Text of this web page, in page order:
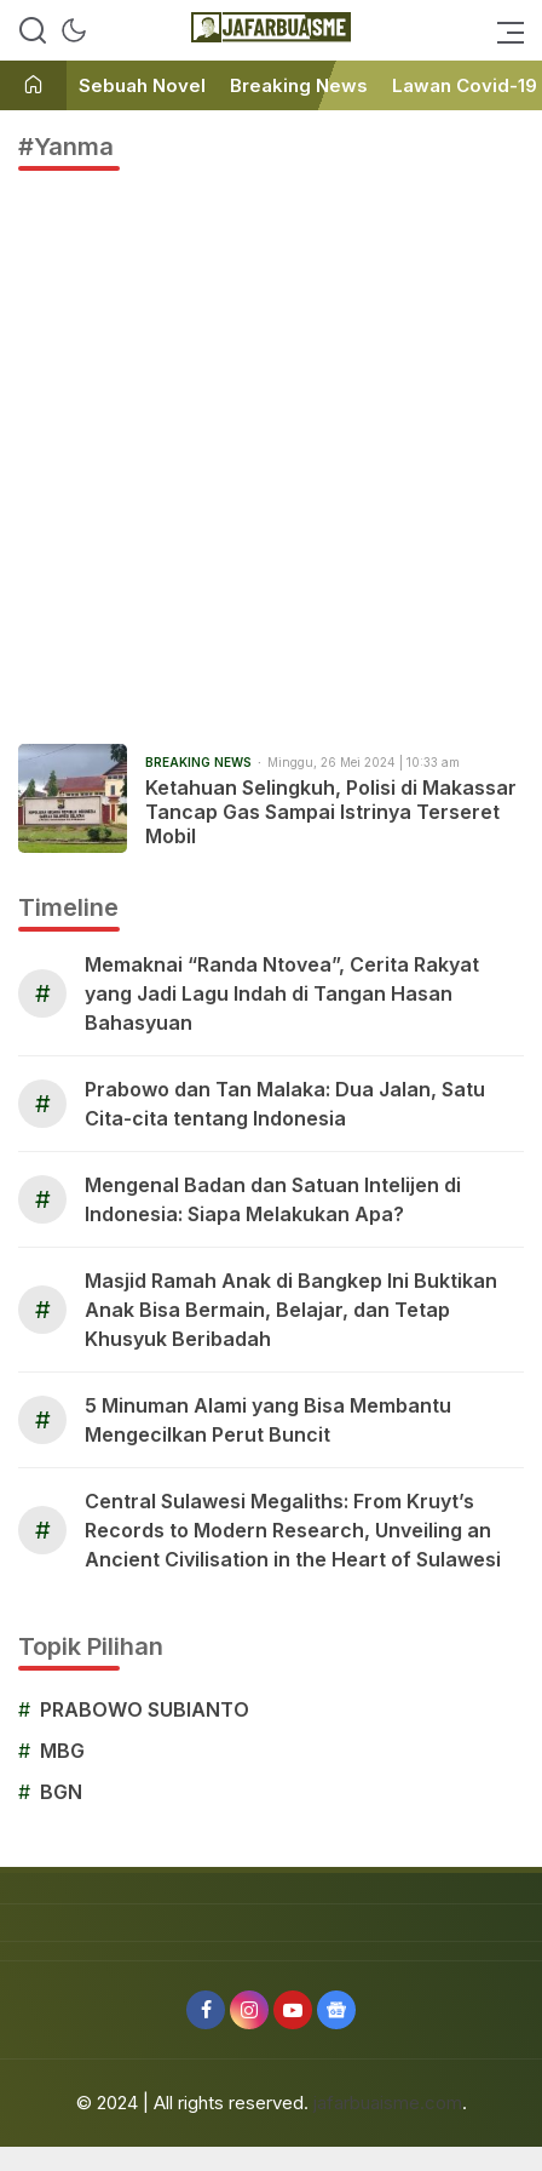
JafarBua
Ini bukan Media Online, Ini
Sebuah Novel Breaking News Lawan Covid-19
#Yanma
BREAKING NEWS Minggu, 26 Mei 2024 | 10:33 am
Ketahuan Selingkuh, Polisi di Makassar
Tancap Gas Sampai Istrinya Terseret
Mobil
Timeline
#
Memaknai “Randa Ntovea”, Cerita Rakyat
yang Jadi Lagu Indah di Tangan Hasan
Bahasyuan
#
Prabowo dan Tan Malaka: Dua Jalan, Satu
Cita-cita tentang Indonesia
#
Mengenal Badan dan Satuan Intelijen di
Indonesia: Siapa Melakukan Apa?
#
Masjid Ramah Anak di Bangkep Ini Buktikan
Anak Bisa Bermain, Belajar, dan Tetap
Khusyuk Beribadah
#
5 Minuman Alami yang Bisa Membantu
Mengecilkan Perut Buncit
#
Central Sulawesi Megaliths: From Kruyt’s
Records to Modern Research, Unveiling an
Ancient Civilisation in the Heart of Sulawesi
Topik Pilihan
# PRABOWO SUBIANTO
# MBG
# BGN
© 2024 | All rights reserved. jafarbuaisme.com.